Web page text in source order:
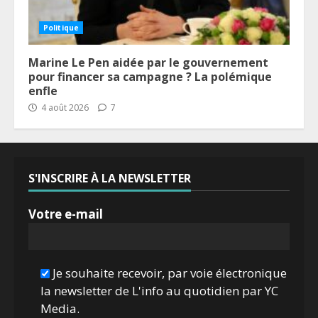
Politique
Marine Le Pen aidée par le gouvernement
pour financer sa campagne ? La polémique
enfle
4 août 2026 7
S'INSCRIRE À LA NEWSLETTER
Votre e-mail
Je souhaite recevoir, par voie électronique
la newsletter de L'info au quotidien par YC
Media.